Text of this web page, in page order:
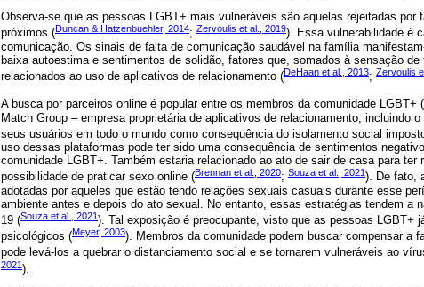
Observa-se que as pessoas LGBT+ mais vulneráveis ​​são aquelas rejeitadas por
próximos (Duncan & Hatzenbuehler, 2014; Zervoulis et al., 2019). Essa vulnerabilidade é
comunicação. Os sinais de falta de comunicação saudável na família
baixa autoestima e sentimentos de solidão, fatores que, somados à sensação
relacionados ao uso de aplicativos de relacionamento (DeHaan et al., 2013; Zervoulis
A busca por parceiros online é popular entre os membros da comunidade LGBT+ (
Match Group – empresa proprietária de aplicativos de relacionamento, incluindo
seus usuários em todo o mundo como consequência do isolamento social
uso dessas plataformas pode ter sido uma consequência de sentimentos
comunidade LGBT+. Também estaria relacionado ao ato de sair de casa para
possibilidade de praticar sexo online (Brennan et al., 2020; Souza et al., 2021). De fato,
adotadas por aqueles que estão tendo relações sexuais casuais durante esse
ambiente antes e depois do ato sexual. No entanto, essas estratégias tendem a
19 (Souza et al., 2021). Tal exposição é preocupante, visto que as pessoas LGBT+
psicológicos (Meyer, 2003). Membros da comunidade podem buscar compensar a
pode levá-los a quebrar o distanciamento social e se tornarem vulneráveis ​​ao
2021).